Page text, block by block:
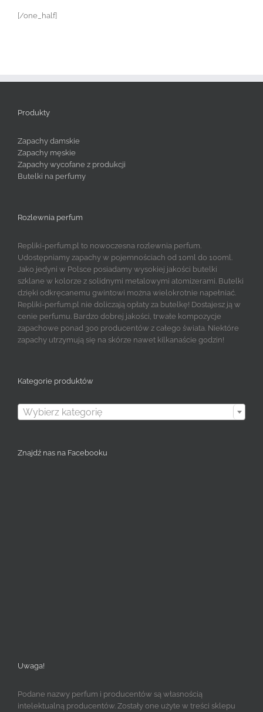
[/one_half]
Produkty
Zapachy damskie
Zapachy męskie
Zapachy wycofane z produkcji
Butelki na perfumy
Rozlewnia perfum
Repliki-perfum.pl to nowoczesna rozlewnia perfum.
Udostępniamy zapachy w pojemnościach od 10ml do 100ml.
Jako jedyni w Polsce posiadamy wysokiej jakości butelki
szklane w kolorze z solidnymi metalowymi atomizerami. Butelki
dzięki odkręcanemu gwintowi można wielokrotnie napełniać.
Repliki-perfum.pl nie doliczają opłaty za butelkę! Dostajesz ją w
cenie perfumu. Bardzo dobrej jakości, trwałe kompozycje
zapachowe ponad 300 producentów z całego świata. Niektóre
zapachy utrzymują się na skórze nawet kilkanaście godzin!
Kategorie produktów
Wybierz kategorię
Znajdź nas na Facebooku
Uwaga!
Podane nazwy perfum i producentów są własnością
intelektualną producentów. Zostały one użyte w treści sklepu